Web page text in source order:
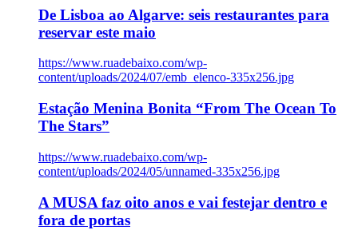
De Lisboa ao Algarve: seis restaurantes para
reservar este maio
https://www.ruadebaixo.com/wp-
content/uploads/2024/07/emb_elenco-335x256.jpg
Estação Menina Bonita “From The Ocean To
The Stars”
https://www.ruadebaixo.com/wp-
content/uploads/2024/05/unnamed-335x256.jpg
A MUSA faz oito anos e vai festejar dentro e
fora de portas